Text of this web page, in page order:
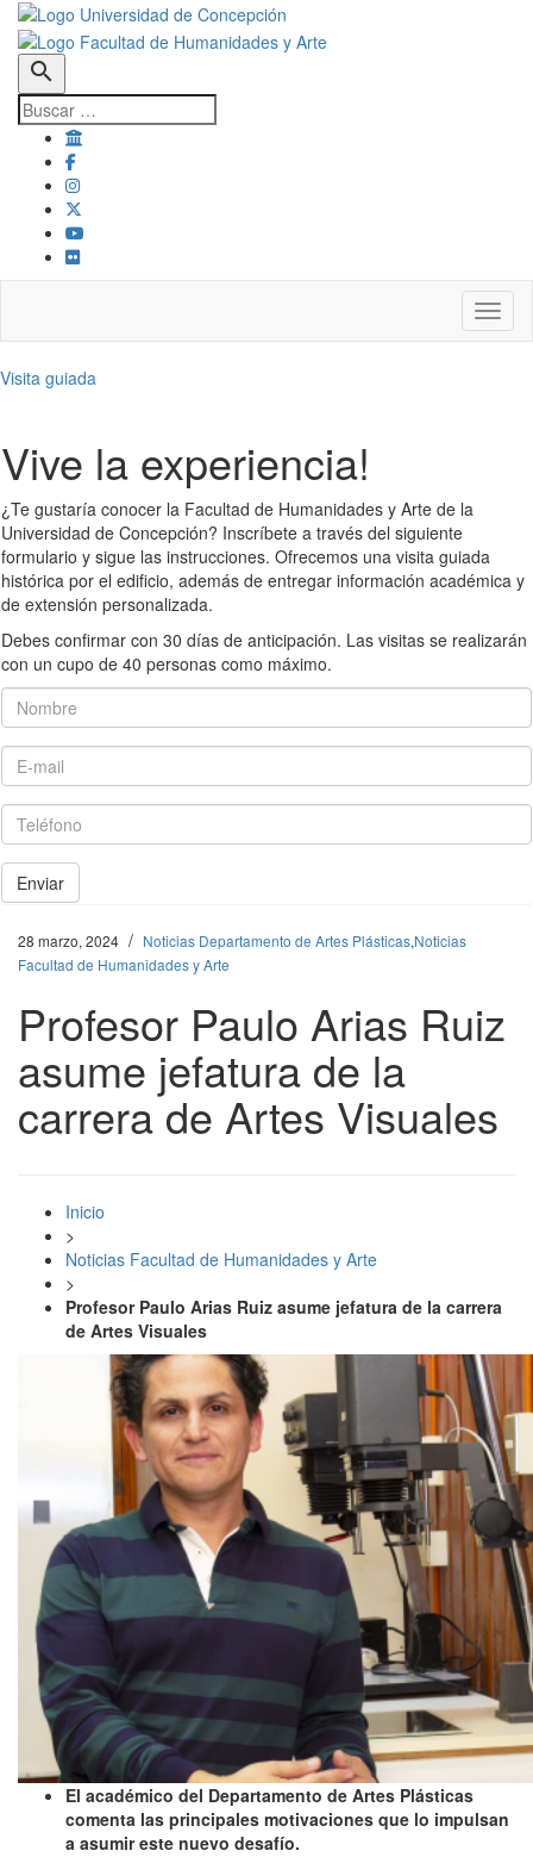
search
Visita guiada
Vive la experiencia!
¿Te gustaría conocer la Facultad de Humanidades y Arte de la
Universidad de Concepción? Inscríbete a través del siguiente
formulario y sigue las instrucciones. Ofrecemos una visita guiada
histórica por el edificio, además de entregar información académica y
de extensión personalizada.
Debes confirmar con 30 días de anticipación. Las visitas se realizarán
con un cupo de 40 personas como máximo.
Nombre
E-mail
Teléfono
Enviar
28 marzo, 2024 / Noticias Departamento de Artes Plásticas,Noticias
Facultad de Humanidades y Arte
Profesor Paulo Arias Ruiz
asume jefatura de la
carrera de Artes Visuales
Inicio
>
Noticias Facultad de Humanidades y Arte
>
Profesor Paulo Arias Ruiz asume jefatura de la carrera
de Artes Visuales
El académico del Departamento de Artes Plásticas
comenta las principales motivaciones que lo impulsan
a asumir este nuevo desafío.